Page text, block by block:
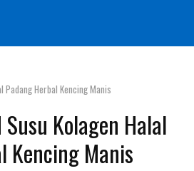
Padang Herbal Kencing Manis
Kolagen Halal
Kencing Manis